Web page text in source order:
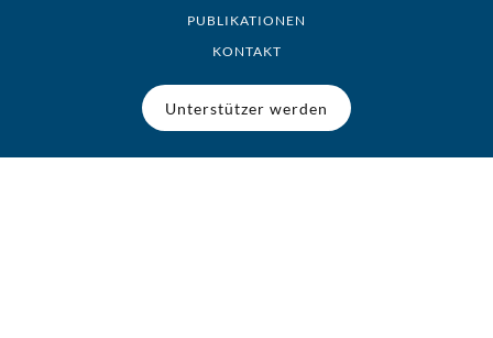
PUBLIKATIONEN
KONTAKT
Unterstützer werden